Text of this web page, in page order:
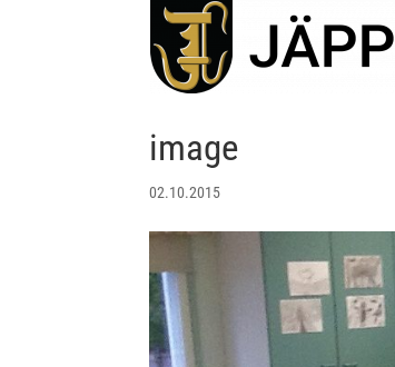
image
02.10.2015